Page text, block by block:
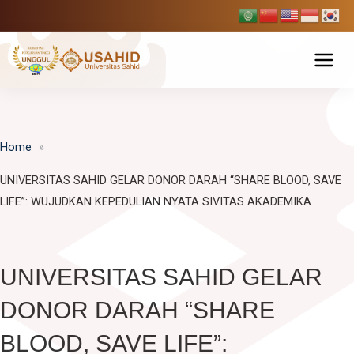
to
content
Bagan & Struktur Organisasi
BPMPP Usahid
Ilmu Hukum
Fakultas Ilmu Komunikasi
D-III Broadcasting (Penyiaran)
Ilmu Komunikasi
Fakultas Teknik
Pendaftaran Mahasiswa Baru
Berita Usahid
SIAKAD
Home
UNIVERSITAS SAHID GELAR DONOR DARAH “SHARE BLOOD, SAVE
LIFE”: WUJUDKAN KEPEDULIAN NYATA SIVITAS AKADEMIKA
UNIVERSITAS SAHID GELAR
DONOR DARAH “SHARE
BLOOD, SAVE LIFE”: